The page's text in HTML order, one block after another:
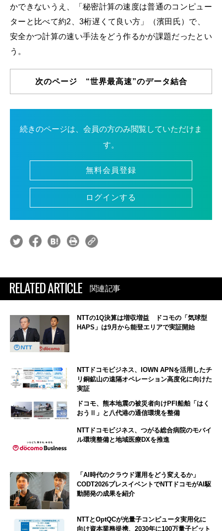
かできないうえ、「秘密計算の速度は普通のコンピュー
ターと比べて約2、3桁遅くて良い方」（濱田氏）で、
安全かつ計算の速い手法をどう作るかが課題だったとい
う。
次のページ “世界最高速”のデータ結合
続きのページは、会員の方のみ閲覧していただけま
す。
無料会員登録
ログインする
RELATED ARTICLE 関連記事
NTTの1Q決算は増収増益 ドコモの「気球型
HAPS」は9月から能登エリアで実証開始
NTTドコモビジネス、IOWN APNを活用したチ
リ銅鉱山の遠隔オペレーション高度化に向けた
実証
ドコモ、熊本地震の被災者向けPFI船舶「はく
おうⅡ」と八代港の通信環境を整備
NTTドコモビジネス、つがる総合病院のモバイ
ル環境整備と地域医療DXを推進
「AI時代のクラウド運用をどう変えるか」
CODT2026プレスイベントでNTTドコモがAI駆
動開発の成果を紹介
NTTとOptQCが光量子コンピュータ実用化に
向け資本業務提携、2030年に100万量子ビット